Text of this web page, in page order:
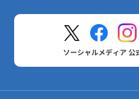
ソーシャルメディア 公